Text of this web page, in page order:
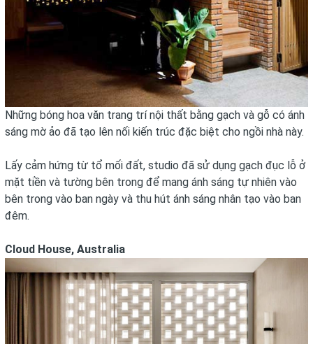
Những bóng hoa văn trang trí nội thất bằng gạch và gỗ có ánh
sáng mờ ảo đã tạo lên nối kiến trúc đặc biệt cho ngồi nhà này.
Lấy cảm hứng từ tổ mối đất, studio đã sử dụng gạch đục lỗ ở
mặt tiền và tường bên trong để mang ánh sáng tự nhiên vào
bên trong vào ban ngày và thu hút ánh sáng nhân tạo vào ban
đêm.
Cloud House, Australia